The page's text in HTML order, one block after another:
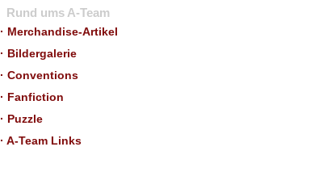
Rund ums A-Team
· Merchandise-Artikel
· Bildergalerie
· Conventions
· Fanfiction
· Puzzle
· A-Team Links